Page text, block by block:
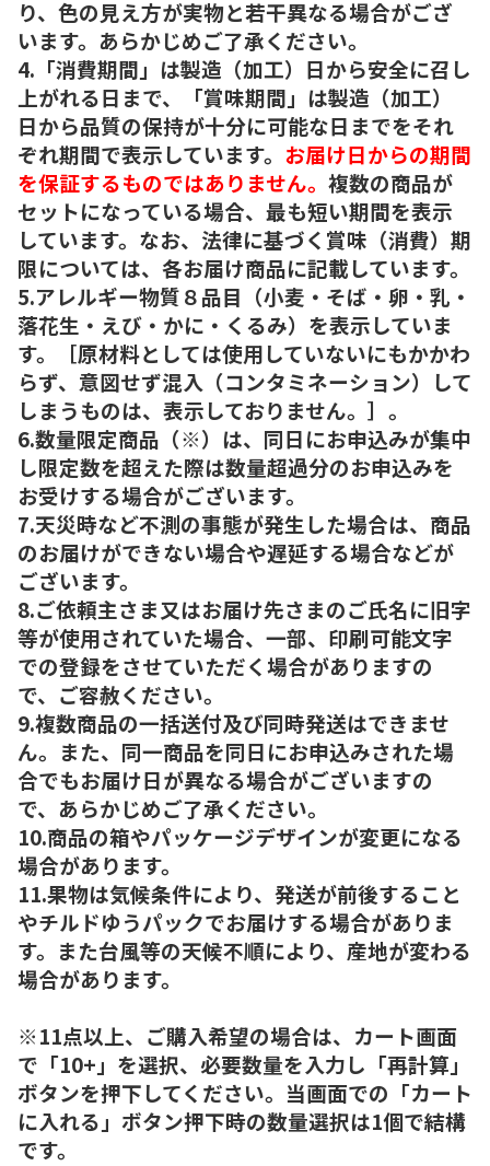
り、色の見え方が実物と若干異なる場合がござ
います。あらかじめご了承ください。
4.「消費期間」は製造（加工）日から安全に召し
上がれる日まで、「賞味期間」は製造（加工）
日から品質の保持が十分に可能な日までをそれ
ぞれ期間で表示しています。 お届け日からの期間
を保証するものではありません。 複数の商品が
セットになっている場合、最も短い期間を表示
しています。なお、法律に基づく賞味（消費）期
限については、各お届け商品に記載しています。
5.アレルギー物質８品目（小麦・そば・卵・乳・
落花生・えび・かに・くるみ）を表示していま
す。［原材料としては使用していないにもかかわ
らず、意図せず混入（コンタミネーション）して
しまうものは、表示しておりません。］。
6.数量限定商品（※）は、同日にお申込みが集中
し限定数を超えた際は数量超過分のお申込みを
お受けする場合がございます。
7.天災時など不測の事態が発生した場合は、商品
のお届けができない場合や遅延する場合などが
ございます。
8.ご依頼主さま又はお届け先さまのご氏名に旧字
等が使用されていた場合、一部、印刷可能文字
での登録をさせていただく場合がありますの
で、ご容赦ください。
9.複数商品の一括送付及び同時発送はできませ
ん。また、同一商品を同日にお申込みされた場
合でもお届け日が異なる場合がございますの
で、あらかじめご了承ください。
10.商品の箱やパッケージデザインが変更になる
場合があります。
11.果物は気候条件により、発送が前後すること
やチルドゆうパックでお届けする場合がありま
す。また台風等の天候不順により、産地が変わる
場合があります。
※11点以上、ご購入希望の場合は、カート画面
で「10+」を選択、必要数量を入力し「再計算」
ボタンを押下してください。当画面での「カート
に入れる」ボタン押下時の数量選択は1個で結構
です。